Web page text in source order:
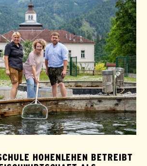
HOHENLEHEN BETREIBT